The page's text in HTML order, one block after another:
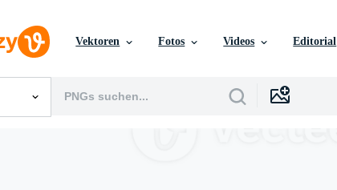
Vektoren Fotos Videos Editorial